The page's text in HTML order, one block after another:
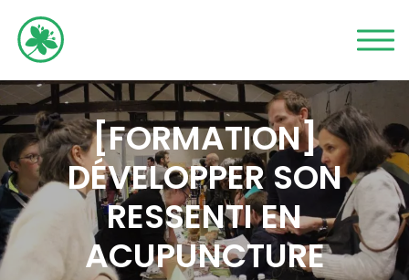
[FORMATION]
DÉVELOPPER SON
RESSENTI EN
ACUPUNCTURE